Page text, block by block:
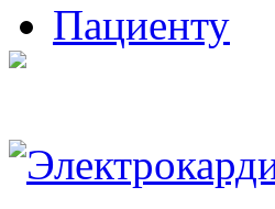
Пациенту